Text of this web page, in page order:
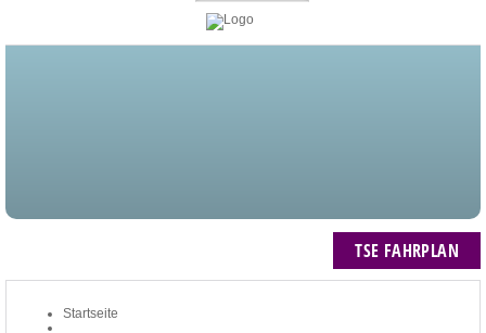
TSE FAHRPLAN
Startseite